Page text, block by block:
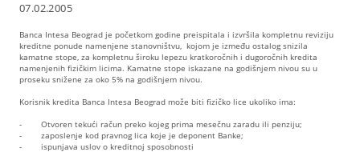
07.02.2005
Banca Intesa Beograd je početkom godine preispitala i izvršila kompletnu reviziju
kreditne ponude namenjene stanovništvu, kojom je između ostalog snizila
kamatne stope, za kompletnu široku lepezu kratkoročnih i dugoročnih kredita
namenjenih fizičkim licima. Kamatne stope iskazane na godišnjem nivou su u
proseku snižene za oko 5% na godišnjem nivou.
Korisnik kredita Banca Intesa Beograd može biti fizičko lice ukoliko ima:
- Otvoren tekući račun preko kojeg prima mesečnu zaradu ili penziju;
- zaposlenje kod pravnog lica koje je deponent Banke;
- ispunjava uslov o kreditnoj sposobnosti